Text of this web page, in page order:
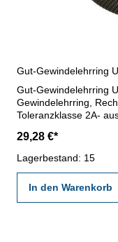
Gut-Gewindelehrring
Gut-Gewindelehrring
Gewindelehrring,
Toleranzklasse 2A-
29,28 €*
Lagerbestand: 15
In den Warenkorb